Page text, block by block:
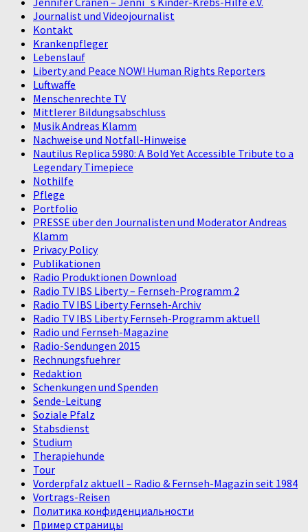
Journalist und Videojournalist
Kontakt
Krankenpfleger
Lebenslauf
Liberty and Peace NOW! Human Rights Reporters
Luftwaffe
Menschenrechte TV
Mittlerer Bildungsabschluss
Musik Andreas Klamm
Nachweise und Notfall-Hinweise
Nautilus Replica 5980: A Bold Yet Accessible Tribute to a
Legendary Timepiece
Nothilfe
Pflege
Portfolio
PRESSE über den Journalisten und Moderator Andreas
Klamm
Privacy Policy
Publikationen
Radio Produktionen Download
Radio TV IBS Liberty – Fernseh-Programm 2
Radio TV IBS Liberty Fernseh-Archiv
Radio TV IBS Liberty Fernseh-Programm aktuell
Radio und Fernseh-Magazine
Radio-Sendungen 2015
Rechnungsfuehrer
Redaktion
Schenkungen und Spenden
Sende-Leitung
Soziale Pfalz
Stabsdienst
Studium
Therapiehunde
Tour
Vorderpfalz aktuell – Radio & Fernseh-Magazin seit 1984
Vortrags-Reisen
Политика конфиденциальности
Пример страницы